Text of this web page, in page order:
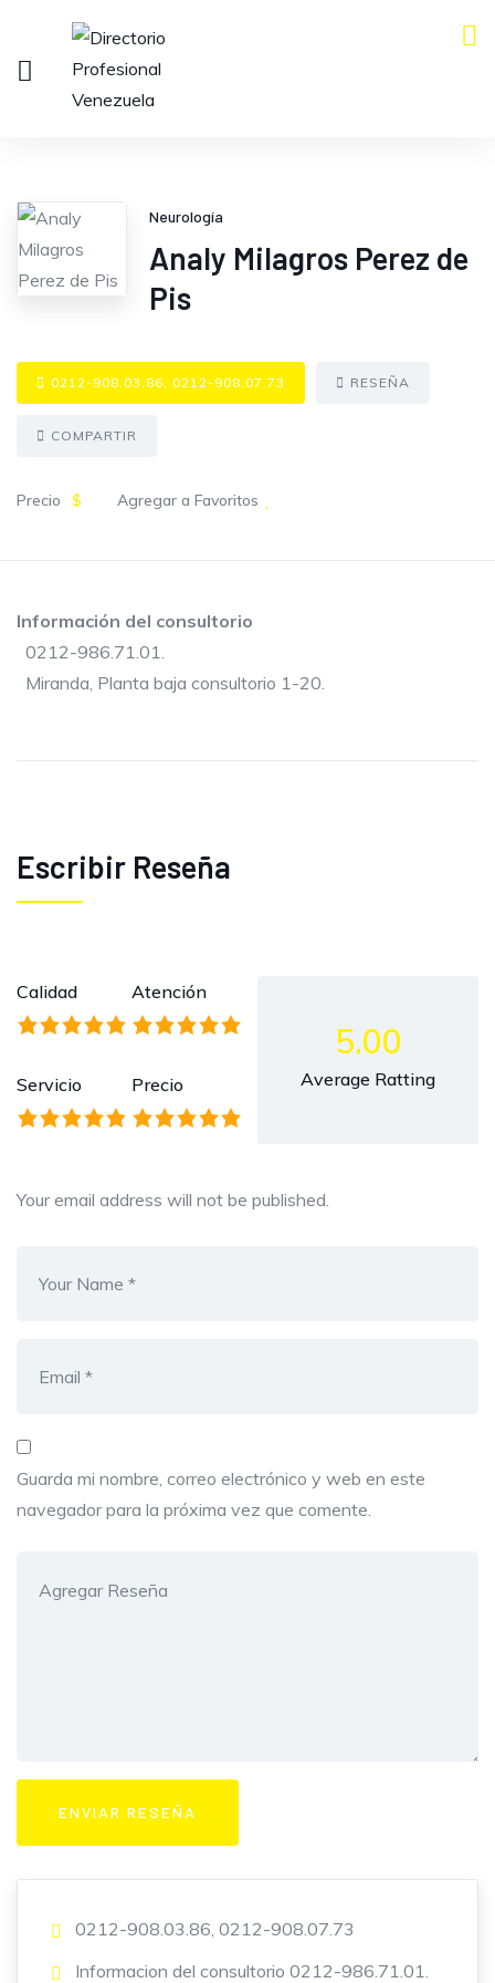
Neurología
Analy Milagros Perez de
Pis
0212-908.03.86, 0212-908.07.73 RESEÑA
COMPARTIR
Precio $ Agregar a Favoritos
Información del consultorio
0212-986.71.01.
Miranda, Planta baja consultorio 1-20.
Escribir Reseña
Calidad Atención
Servicio Precio
5.00
Average Ratting
Your email address will not be published.
Guarda mi nombre, correo electrónico y web en este
navegador para la próxima vez que comente.
0212-908.03.86, 0212-908.07.73
Informacion del consultorio 0212-986.71.01.